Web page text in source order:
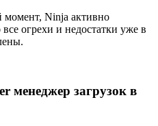
Ninja активно
огрехи и недостатки уже в
менеджер загрузок в